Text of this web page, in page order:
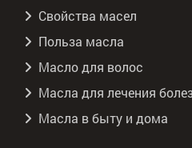
Свойства масел
Польза масла
Масло для волос
Масла для лечения
Масла в быту и дома